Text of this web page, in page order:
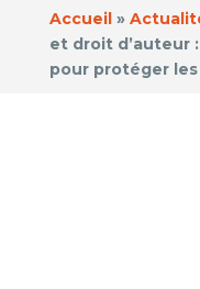
Accueil»
et droit d’auteur
pour protéger